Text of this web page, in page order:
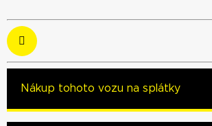
Nákup tohoto vozu na splátky